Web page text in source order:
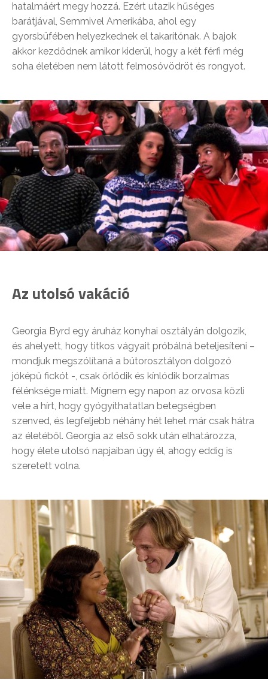
hatalmáért megy hozzá. Ezért utazik hűséges
barátjával, Semmivel Amerikába, ahol egy
gyorsbüfében helyezkednek el takarítónak. A bajok
akkor kezdődnek amikor kiderül, hogy a két férfi még
soha életében nem látott felmosóvödröt és rongyot.
Az utolsó vakáció
Georgia Byrd egy áruház konyhai osztályán dolgozik,
és ahelyett, hogy titkos vágyait próbálná beteljesíteni –
mondjuk megszólítaná a bútorosztályon dolgozó
jóképű fickót -, csak őrlődik és kínlódik borzalmas
félénksége miatt. Mígnem egy napon az orvosa közli
vele a hírt, hogy gyógyíthatatlan betegségben
szenved, és legfeljebb néhány hét lehet már csak hátra
az életéből. Georgia az elsõ sokk után elhatározza,
hogy élete utolsó napjaiban úgy él, ahogy eddig is
szeretett volna.